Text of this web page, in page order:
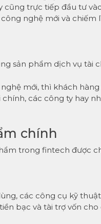
cũng trực tiếp đầu tư
nghệ mới và chiếm
sản phẩm dịch vụ tài
mới, thì khách
các công ty hay
chính
trong fintech được
các công cụ kỹ
bạc và tài trợ vốn